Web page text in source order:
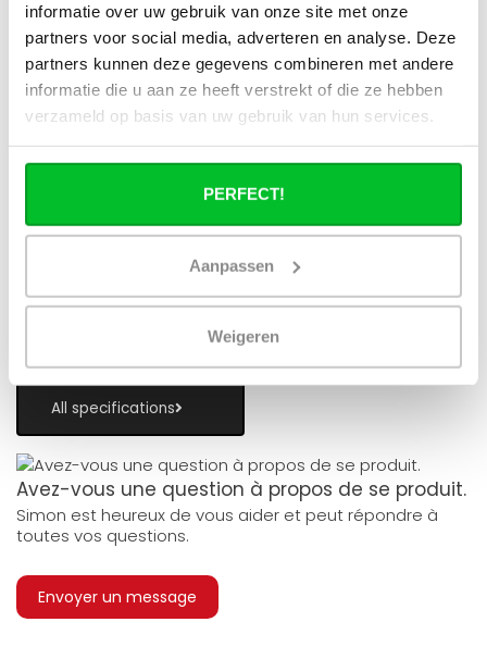
informatie over uw gebruik van onze site met onze
partners voor social media, adverteren en analyse. Deze
partners kunnen deze gegevens combineren met andere
informatie die u aan ze heeft verstrekt of die ze hebben
verzameld op basis van uw gebruik van hun services.
PERFECT!
Aanpassen
Weigeren
Spécifications
Numéro de l'article 345401800
Blanc (RAL 9016)
40 cm
Largeur 180 cm
10,3 cm
All specifications
Avez-vous une question à propos de se produit.
Simon est heureux de vous aider et peut répondre à
toutes vos questions.
Envoyer un message